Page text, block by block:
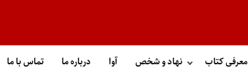
معرفی کتاب نهاد و شخص آوا درباره ما تماس با ما